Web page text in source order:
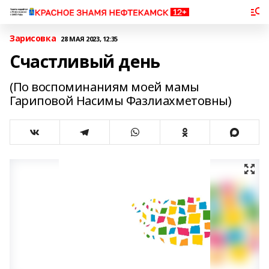
Зарисовка 28 МАЯ 2023, 12:35
Счастливый день
(По воспоминаниям моей мамы
Гариповой Насимы Фазлиахметовны)